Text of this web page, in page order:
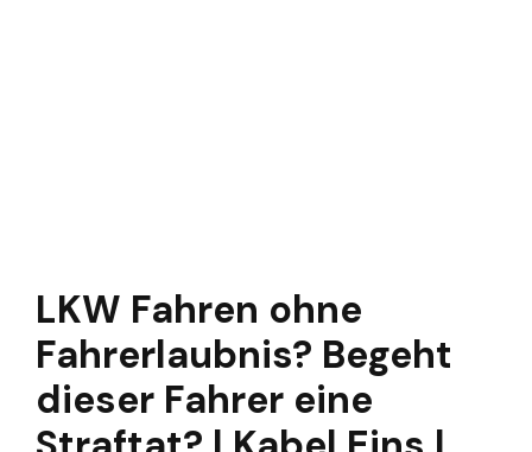
LKW Fahren ohne
Fahrerlaubnis? Begeht
dieser Fahrer eine